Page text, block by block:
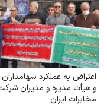
اعتراض به عملکرد
و هیأت مدیره و مدیران
مخابرات ایران